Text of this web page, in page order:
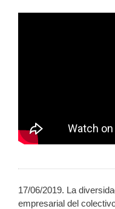
17/06/2019. La
empresarial del